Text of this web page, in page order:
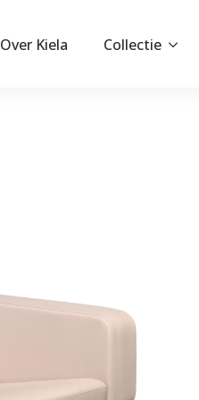
Over Kiela Collectie